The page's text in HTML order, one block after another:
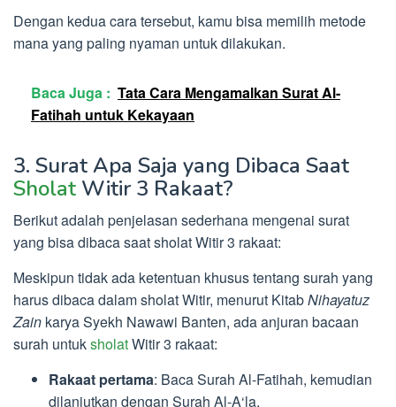
Dengan kedua cara tersebut, kamu bisa memilih metode
mana yang paling nyaman untuk dilakukan.
Baca Juga : Tata Cara Mengamalkan Surat Al-
Fatihah untuk Kekayaan
3. Surat Apa Saja yang Dibaca Saat
Sholat Witir 3 Rakaat?
Berikut adalah penjelasan sederhana mengenai surat
yang bisa dibaca saat sholat Witir 3 rakaat:
Meskipun tidak ada ketentuan khusus tentang surah yang
harus dibaca dalam sholat Witir, menurut KitabNihayatuz
Zain karya Syekh Nawawi Banten, ada anjuran bacaan
surah untuksholatWitir 3 rakaat:
Rakaat pertama: Baca Surah Al-Fatihah, kemudian
dilanjutkan dengan Surah Al-A‘la.